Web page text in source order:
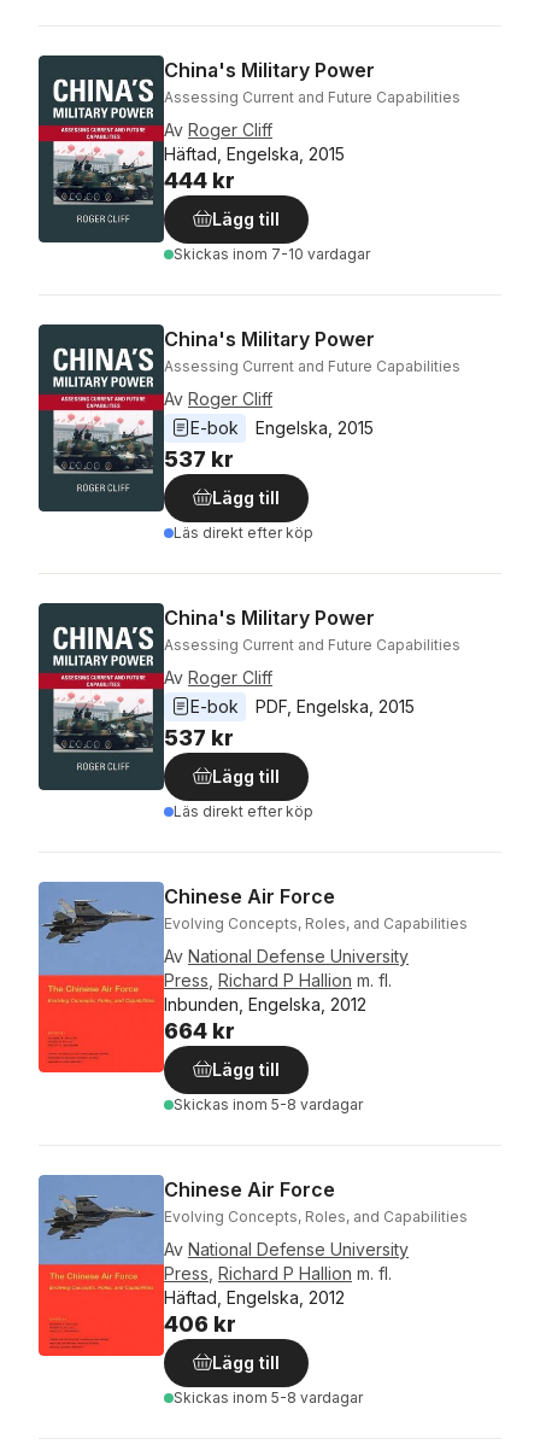
China's Military Power
Assessing Current and Future Capabilities
Av Roger Cliff
Häftad, Engelska, 2015
444 kr
Lägg till
Skickas inom 7-10 vardagar
China's Military Power
Assessing Current and Future Capabilities
Av Roger Cliff
E-bok
Engelska 2015
537 kr
Lägg till
Läs direkt efter köp
China's Military Power
Assessing Current and Future Capabilities
Av Roger Cliff
E-bok
PDF Engelska 2015
537 kr
Lägg till
Läs direkt efter köp
Chinese Air Force
Evolving Concepts, Roles, and Capabilities
Av National Defense University
Press Richard P Hallion m. fl.
Inbunden, Engelska, 2012
664 kr
Lägg till
Skickas inom 5-8 vardagar
Chinese Air Force
Evolving Concepts, Roles, and Capabilities
Av National Defense University
Press Richard P Hallion m. fl.
Häftad, Engelska, 2012
406 kr
Lägg till
Skickas inom 5-8 vardagar